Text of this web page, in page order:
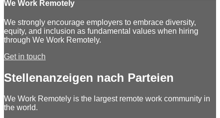
We Work Remotely
We strongly encourage employers to embrace diversity,
equity, and inclusion as fundamental values when hiring
through We Work Remotely.
Get in touch
Stellenanzeigen nach Parteien
We Work Remotely is the largest remote work community in
the world.